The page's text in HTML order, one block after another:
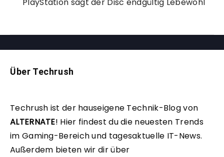
Über Techrush
Techrush ist der hauseigene Technik-Blog von
ALTERNATE! Hier findest du die neuesten Trends
im Gaming-Bereich und tagesaktuelle IT-News.
Außerdem bieten wir dir über